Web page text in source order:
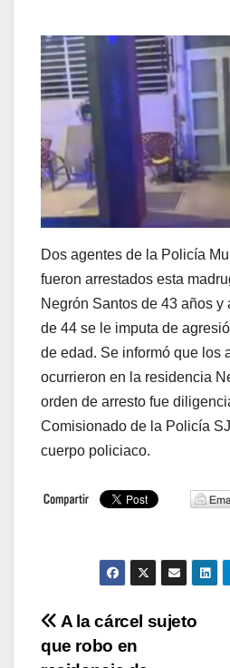
Dos agentes de la Policía
fueron arrestados esta
Negrón Santos de 43 años y
de 44 se le imputa de
de edad. Se informó que los
ocurrieron en la residencia
orden de arresto fue
Comisionado de la Policía
cuerpo policiaco.
Navegación
A la cárcel sujeto
que robo en